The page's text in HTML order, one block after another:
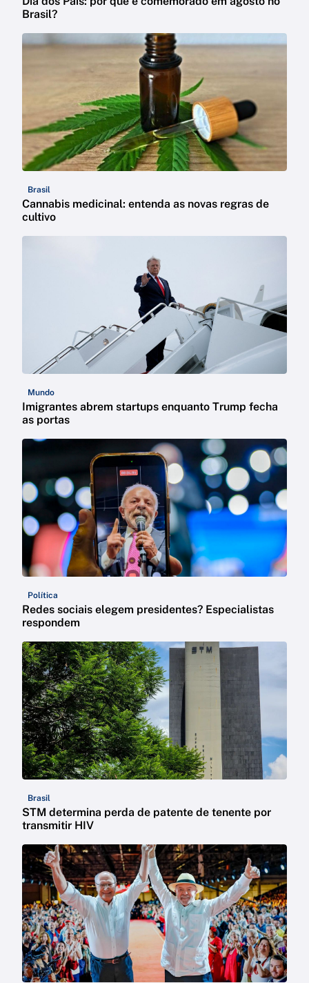
Brasil?
Brasil
Cannabis medicinal: entenda as novas regras de
cultivo
Mundo
Imigrantes abrem startups enquanto Trump fecha
as portas
Política
Redes sociais elegem presidentes? Especialistas
respondem
Brasil
STM determina perda de patente de tenente por
transmitir HIV